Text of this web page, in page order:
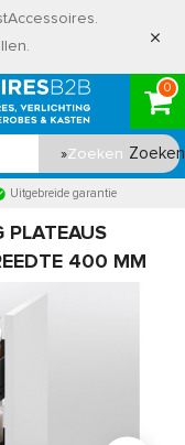
0
Zoeken
Uitgebreide garantie
PLATEAUS
400 MM